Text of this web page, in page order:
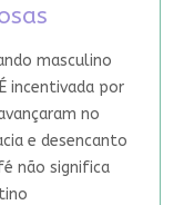
masculino
incentivada por
no
e desencanto
não significa